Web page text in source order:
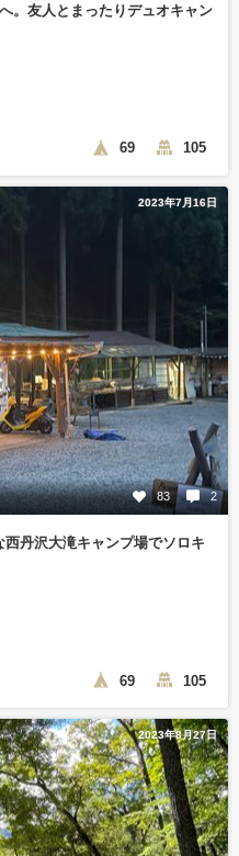
。友人とまったりデュオキャン
69 105
2023年7月16日
83 2
丹沢大滝キャンプ場でソロキ
69 105
2023年8月27日